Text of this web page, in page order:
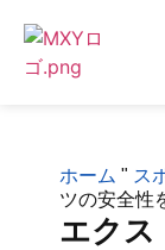
ホーム " ス
ツの安全性
エクス